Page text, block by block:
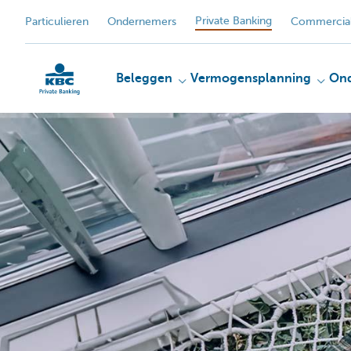
Particulieren Ondernemers Private Banking
KBC
Beleggen Vermogensplanning